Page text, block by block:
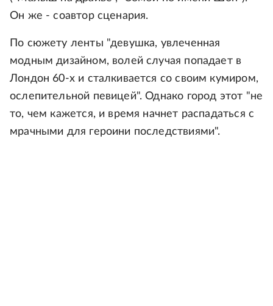
Он же - соавтор сценария.
По сюжету ленты "девушка, увлеченная
модным дизайном, волей случая попадает в
Лондон 60-х и сталкивается со своим кумиром,
ослепительной певицей". Однако город этот "не
то, чем кажется, и время начнет распадаться с
мрачными для героини последствиями".